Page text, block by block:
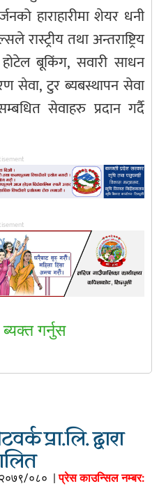
हाराहारीमा शेयर धनी
रास्ट्रीय तथा अन्तराष्ट्रिय
बूकिंग, सवारी साधन
सेवा, टुर ब्यबस्थापन सेवा
सेवाहरु प्रदान गर्दै
गर्नुस
प्रा.लि. द्वारा
०८० |प्रेस काउन्सिल नम्बर: